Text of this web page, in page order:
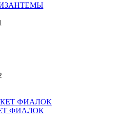
ФИАЛОК